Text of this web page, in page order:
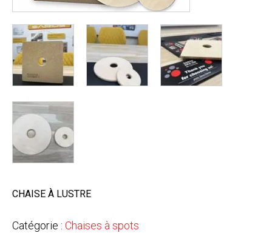
CHAISE À LUSTRE
Catégorie : Chaises à spots